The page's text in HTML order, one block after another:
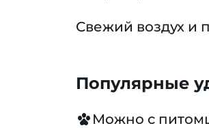
Свежий воздух и
Популярные
Можно с